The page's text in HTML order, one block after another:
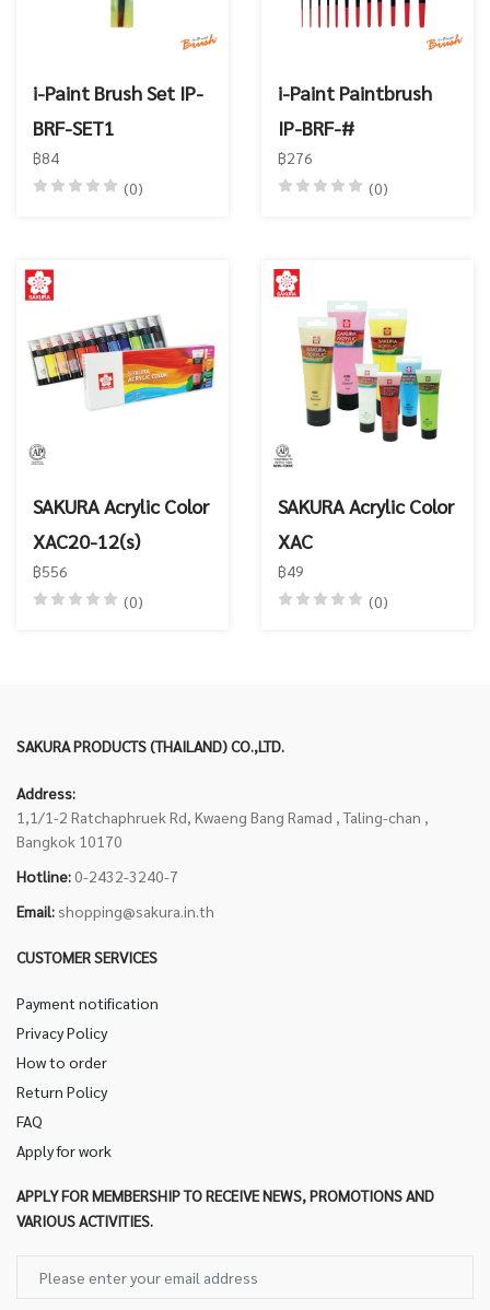
i-Paint Brush Set IP-
BRF-SET1
฿84
(0)
i-Paint Paintbrush
IP-BRF-#
฿276
(0)
SAKURA Acrylic Color
XAC20-12(s)
฿556
(0)
SAKURA Acrylic Color
XAC
฿49
(0)
SAKURA PRODUCTS (THAILAND) CO.,LTD.
Address:
1,1/1-2 Ratchaphruek Rd, Kwaeng Bang Ramad , Taling-chan ,
Bangkok 10170
Hotline: 0-2432-3240-7
Email: shopping@sakura.in.th
CUSTOMER SERVICES
Payment notification
Privacy Policy
How to order
Return Policy
FAQ
Apply for work
APPLY FOR MEMBERSHIP TO RECEIVE NEWS, PROMOTIONS AND
VARIOUS ACTIVITIES.